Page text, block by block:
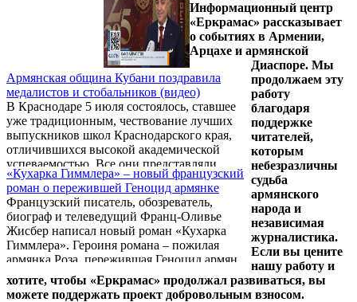
Региональное отделение Союза армян
России Краснодарского края провело
торжественное чествование
представляющих армянскую общину
выпускников, которые доказали: единый
государственный экзамен — это не
приговор, а отличная площадка для личного
...
Армянская община Кубани поздравила
медалистов и стобальников (видео)
В Краснодаре 5 июля состоялось, ставшее
уже традиционным, чествование лучших
выпускников школ Краснодарского края,
отличившихся высокой академической
успеваемостью. Все они представляли
армянские общины городов и районов
Кубани. В этом году торжественное
мероприятие, организуемое Региональным
отделением Союза армян России
Краснодарского края, прошло уже в
четвертый раз и в нем приняло участие
около 130 наших юных соотечественников.
«Кухарка Гиммлера» – новый французский
роман о пережившей Геноцид армянке
Французский писатель, обозреватель,
биограф и телеведущий Франц-Оливье
Жисбер написал новый роман «Кухарка
Гиммлера». Героиня романа – пожилая
армянка Роза, пережившая Геноцид армян.
Об этом сообщает «Nouvelles d'Arménie».
Информационный центр
«Еркрамас» рассказывает
о событиях в Армении,
Арцахе и армянской
Диаспоре. Мы
продолжаем эту
работу
благодаря
поддержке
читателей,
которым
небезразличны
судьба
армянского
народа и
независимая
журналистика.
Если вы цените
нашу работу и
хотите, чтобы «Еркрамас» продолжал развиваться, вы
можете поддержать проект добровольным взносом.